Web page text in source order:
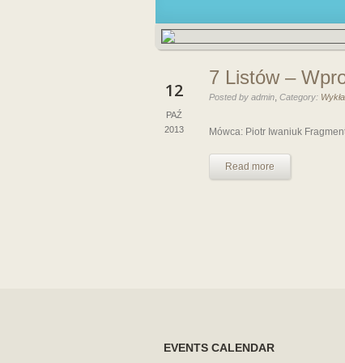
12
PAŹ
2013
7 Listów –
Posted by admin, Category:
Mówca: Piotr Iwaniuk
Read more
EVENTS CALENDAR